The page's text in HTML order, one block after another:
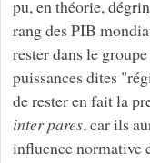
pu, en théorie,
rang des PIB
rester dans le
puissances dites
de rester en fait la
inter pares, car ils
influence normative